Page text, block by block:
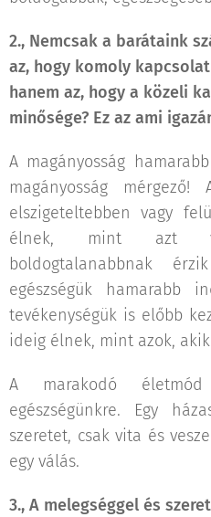
2., Nemcsak a barátaink
az, hogy komoly
hanem az, hogy a közeli
minősége? Ez az ami
A magányosság
magányosság
elszigeteltebben vagy
élnek, mint azt
boldogtalanabbnak
egészségük hamarabb
tevékenységük is előbb
ideig élnek, mint azok,
A marakodó
egészségünkre. Egy
szeretet, csak vita és
egy válás.
3., A melegséggel és